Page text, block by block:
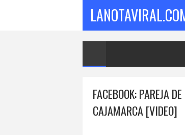
FACEBOOK: PAREJA
CAJAMARCA [VIDEO]